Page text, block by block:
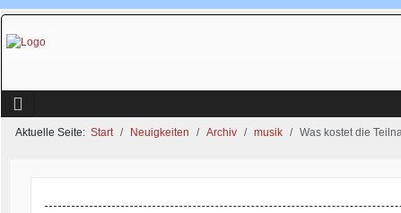
Aktuelle Seite: Start Neuigkeiten Archiv musik Was kostet die